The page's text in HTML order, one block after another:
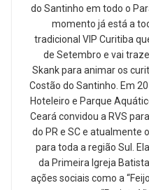
do Santinho em todo o
momento já está a
tradicional VIP Curitiba
de Setembro e vai
Skank para animar os
Costão do Santinho. Em
Hoteleiro e Parque
Ceará convidou a RVS
do PR e SC e atualmente
para toda a região Sul.
da Primeira Igreja
ações sociais como a